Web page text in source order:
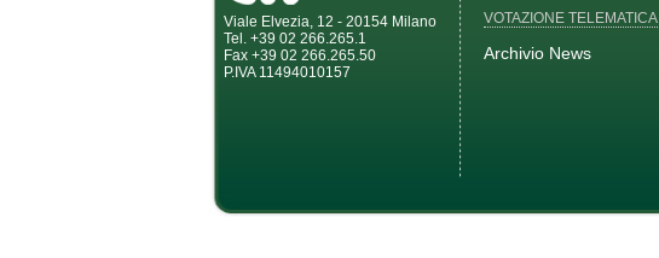
Viale Elvezia, 12 - 20154 Milano
Tel. +39 02 266.265.1
Fax +39 02 266.265.50
P.IVA 11494010157
VOTAZIONE TELEMATICA
Archivio News